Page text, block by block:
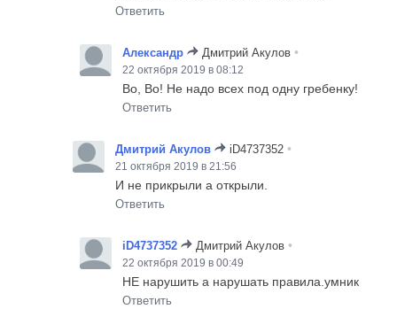
Ответить
Александр Дмитрий Акулов •
22 октября 2019 в 08:12
Во, Во! Не надо всех под одну гребенку!
Ответить
Дмитрий Акулов iD4737352 •
21 октября 2019 в 21:56
И не прикрыли а открыли.
Ответить
iD4737352 Дмитрий Акулов •
22 октября 2019 в 00:49
НЕ нарушить а нарушать правила.умник
Ответить